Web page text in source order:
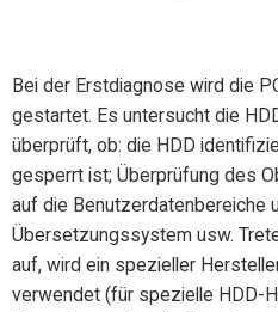
Bei der Erstdiagnose wird die
gestartet. Es untersucht die
überprüft, ob: die HDD
gesperrt ist; Überprüfung des
auf die Benutzerdatenbereiche
Übersetzungssystem usw.
auf, wird ein spezieller
verwendet (für spezielle HDD-